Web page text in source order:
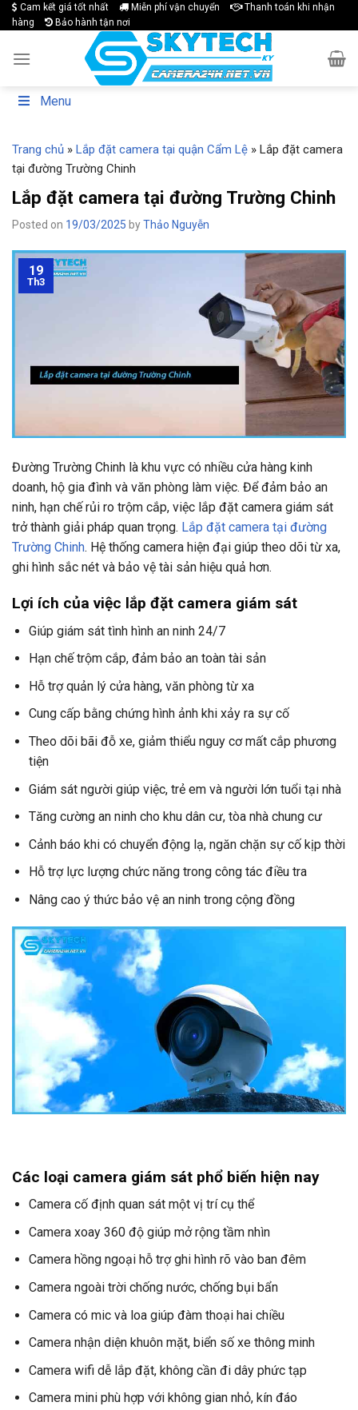
Skip
to
Cam kết giá tốt nhất Miễn phí vận chuyển
Thanh toán khi nhận
hàng
Bảo hành tận nơi
Menu
Trang chủ » Lắp đặt camera tại quận Cẩm Lệ » Lắp đặt camera
tại đường Trường Chinh
Lắp đặt camera tại đường Trường Chinh
Posted on 19/03/2025 byThảo Nguyễn
19
Th3
Đường Trường Chinh là khu vực có nhiều cửa hàng kinh
doanh, hộ gia đình và văn phòng làm việc. Để đảm bảo an
ninh, hạn chế rủi ro trộm cắp, việc lắp đặt camera giám sát
trở thành giải pháp quan trọng. Lắp đặt camera tại đường
Trường Chinh. Hệ thống camera hiện đại giúp theo dõi từ xa,
ghi hình sắc nét và bảo vệ tài sản hiệu quả hơn.
Lợi ích của việc lắp đặt camera giám sát
Giúp giám sát tình hình an ninh 24/7
Hạn chế trộm cắp, đảm bảo an toàn tài sản
Hỗ trợ quản lý cửa hàng, văn phòng từ xa
Cung cấp bằng chứng hình ảnh khi xảy ra sự cố
Theo dõi bãi đỗ xe, giảm thiểu nguy cơ mất cắp phương
tiện
Giám sát người giúp việc, trẻ em và người lớn tuổi tại nhà
Tăng cường an ninh cho khu dân cư, tòa nhà chung cư
Cảnh báo khi có chuyển động lạ, ngăn chặn sự cố kịp thời
Hỗ trợ lực lượng chức năng trong công tác điều tra
Nâng cao ý thức bảo vệ an ninh trong cộng đồng
Các loại camera giám sát phổ biến hiện nay
Camera cố định quan sát một vị trí cụ thể
Camera xoay 360 độ giúp mở rộng tầm nhìn
Camera hồng ngoại hỗ trợ ghi hình rõ vào ban đêm
Camera ngoài trời chống nước, chống bụi bẩn
Camera có mic và loa giúp đàm thoại hai chiều
Camera nhận diện khuôn mặt, biển số xe thông minh
Camera wifi dễ lắp đặt, không cần đi dây phức tạp
Camera mini phù hợp với không gian nhỏ, kín đáo